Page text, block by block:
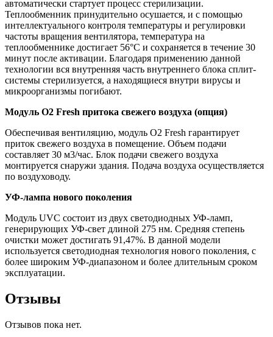
автоматически стартует процесс стерилизации.
Теплообменник принудительно осушается, и с помощью
интеллектуального контроля температуры и регулировки
частоты вращения вентилятора, температура на
теплообменнике достигает 56°С и сохраняется в течение 30
минут после активации. Благодаря применению данной
технологии вся внутренняя часть внутреннего блока сплит-
системы стерилизуется, а находящиеся внутри вирусы и
микроорганизмы погибают.
Модуль O2 Fresh притока свежего воздуха (опция)
Обеспечивая вентиляцию, модуль O2 Fresh гарантирует
приток свежего воздуха в помещение. Объем подачи
составляет 30 м3/час. Блок подачи свежего воздуха
монтируется снаружи здания. Подача воздуха осуществляется
по воздуховоду.
УФ-лампа нового поколения
Модуль UVC состоит из двух светодиодных УФ-ламп,
генерирующих УФ-свет длиной 275 нм. Средняя степень
очистки может достигать 91,47%. В данной модели
используется светодиодная технология нового поколения, с
более широким УФ-диапазоном и более длительным сроком
эксплуатации.
Отзывы
Отзывов пока нет.